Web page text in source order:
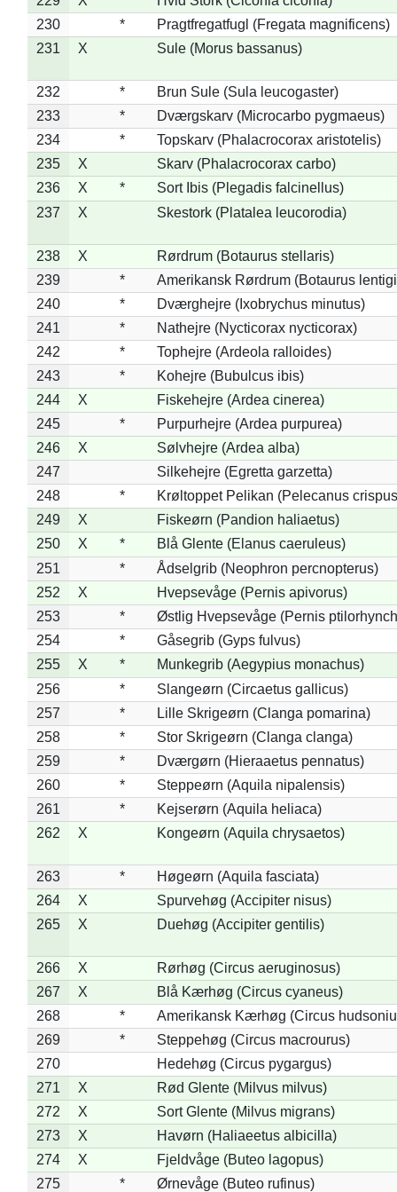
230
*
Pragtfregatfugl (Fregata magnificens)
231
X Sule (Morus bassanus)
232 *
Brun Sule (Sula leucogaster)
233
*
Dværgskarv (Microcarbo pygmaeus)
234
*
Topskarv (Phalacrocorax aristotelis)
235
X
Skarv (Phalacrocorax carbo)
236
X *
Sort Ibis (Plegadis falcinellus)
237
X Skestork (Platalea leucorodia)
238 X
Rørdrum (Botaurus stellaris)
239
*
Amerikansk Rørdrum (Botaurus
240
*
Dværghejre (Ixobrychus minutus)
241
*
Nathejre (Nycticorax nycticorax)
242
*
Tophejre (Ardeola ralloides)
243
*
Kohejre (Bubulcus ibis)
244
X
Fiskehejre (Ardea cinerea)
245
*
Purpurhejre (Ardea purpurea)
246
X
Sølvhejre (Ardea alba)
247
Silkehejre (Egretta garzetta)
248
*
Krøltoppet Pelikan (Pelecanus
249
X
Fiskeørn (Pandion haliaetus)
250
X *
Blå Glente (Elanus caeruleus)
251
*
Ådselgrib (Neophron percnopterus)
252
X
Hvepsevåge (Pernis apivorus)
253
*
Østlig Hvepsevåge (Pernis
254
*
Gåsegrib (Gyps fulvus)
255
X *
Munkegrib (Aegypius monachus)
256
*
Slangeørn (Circaetus gallicus)
257
*
Lille Skrigeørn (Clanga pomarina)
258
*
Stor Skrigeørn (Clanga clanga)
259
*
Dværgørn (Hieraaetus pennatus)
260
*
Steppeørn (Aquila nipalensis)
261
*
Kejserørn (Aquila heliaca)
262
X Kongeørn (Aquila chrysaetos)
263 *
Høgeørn (Aquila fasciata)
264
X
Spurvehøg (Accipiter nisus)
265
X Duehøg (Accipiter gentilis)
266 X
Rørhøg (Circus aeruginosus)
267
X
Blå Kærhøg (Circus cyaneus)
268
*
Amerikansk Kærhøg (Circus
269
*
Steppehøg (Circus macrourus)
270
Hedehøg (Circus pygargus)
271
X
Rød Glente (Milvus milvus)
272
X
Sort Glente (Milvus migrans)
273
X
Havørn (Haliaeetus albicilla)
274
X
Fjeldvåge (Buteo lagopus)
275
*
Ørnevåge (Buteo rufinus)